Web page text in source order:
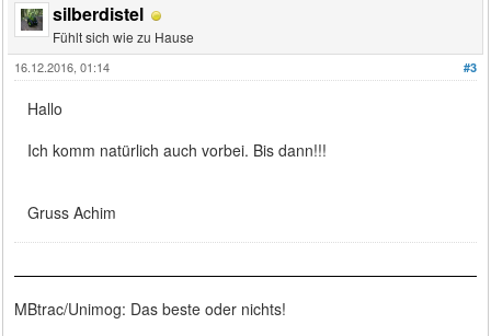
silberdistel
Fühlt sich wie zu Hause
#3
16.12.2016, 01:14
Hallo
Ich komm natürlich auch vorbei. Bis dann!!!
Gruss Achim
MBtrac/Unimog: Das beste oder nichts!